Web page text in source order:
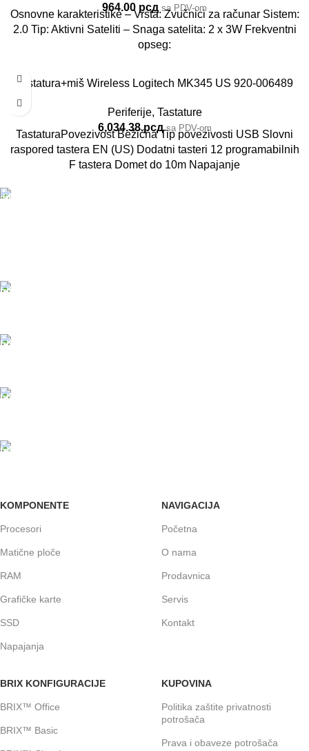
964.00 рсд sa PDV-om
Osnovne karakteristike – Vrsta: Zvučnici za računar Sistem:
2.0 Tip: Aktivni Sateliti – Snaga satelita: 2 x 3W Frekventni
opseg:
Tastatura+miš Wireless Logitech MK345 US 920-006489
Periferije, Tastature
6,034.38рсд sa PDV-om
TastaturaPovezivost Bežična Tip povezivosti USB Slovni
raspored tastera EN (US) Dodatni tasteri 12 programabilnih
F tastera Domet do 10m Napajanje
KOMPONENTE
Procesori
Matične ploče
RAM
Grafičke karte
SSD
Napajanja
NAVIGACIJA
Početna
O nama
Prodavnica
Servis
Kontakt
BRIX KONFIGURACIJE
BRIX™ Office
BRIX™ Basic
KUPOVINA
Politika zaštite privatnosti
potrošača
Prava i obaveze potrošača